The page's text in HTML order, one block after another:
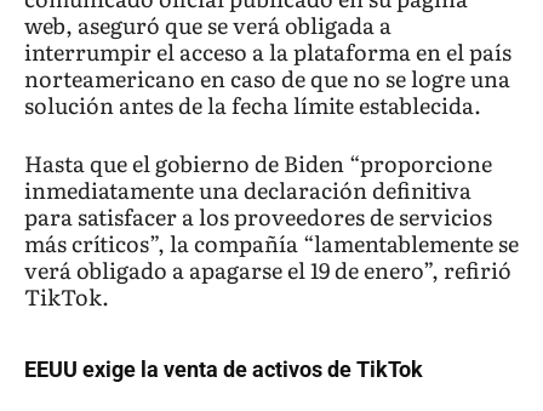
web, aseguró que se verá obligada a
interrumpir el acceso a la plataforma en el país
norteamericano en caso de que no se logre una
solución antes de la fecha límite establecida.
Hasta que el gobierno de Biden “proporcione
inmediatamente una declaración definitiva
para satisfacer a los proveedores de servicios
más críticos”, la compañía “lamentablemente se
verá obligado a apagarse el 19 de enero”, refirió
TikTok.
EEUU exige la venta de activos de TikTok